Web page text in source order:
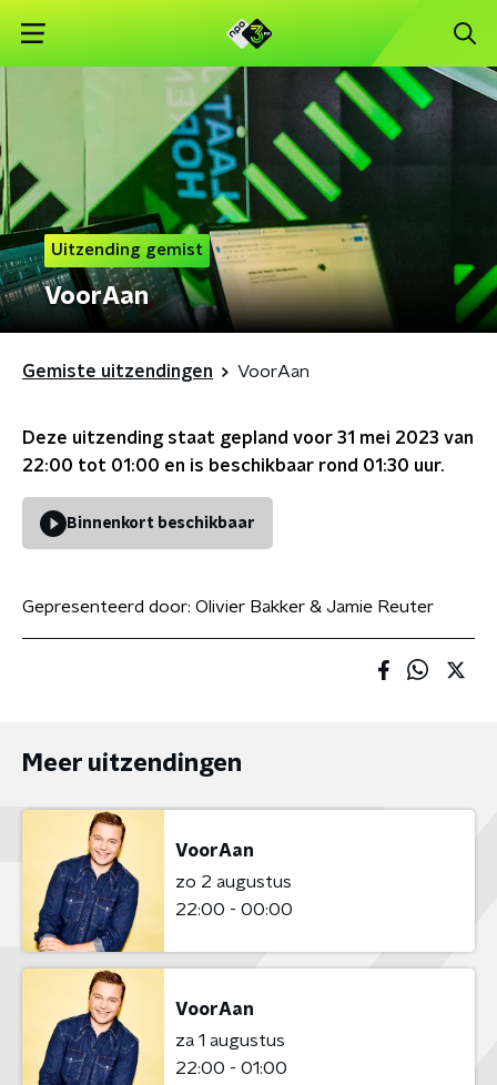
Uitzending gemist
VoorAan
Gemiste uitzendingen VoorAan
Deze uitzending staat gepland voor 31 mei 2023 van
22:00 tot 01:00 en is beschikbaar rond 01:30 uur.
Binnenkort beschikbaar
Gepresenteerd door: Olivier Bakker & Jamie Reuter
Meer uitzendingen
VoorAan
zo 2 augustus
22:00 - 00:00
VoorAan
za 1 augustus
22:00 - 01:00